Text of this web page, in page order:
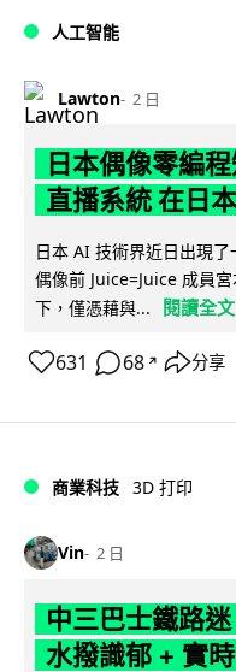
人工智能
Lawton 2 日
日本偶像零編
直播系統 在日
日本 AI 技術界近日出現
偶像前 Juice=Juice 成員
下，僅憑藉與...
閱讀全文
631 68 ↗ 分享
商業科技 3D 打印
Vin 2 日
中三巴士鐵路
水撥識郁 + 實